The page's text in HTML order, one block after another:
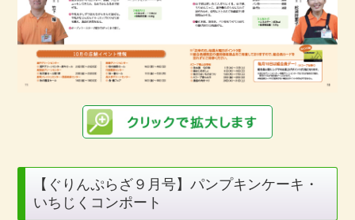
【ぐりんぷらざ９月号】パンプキンケーキ・
いちじくコンポート